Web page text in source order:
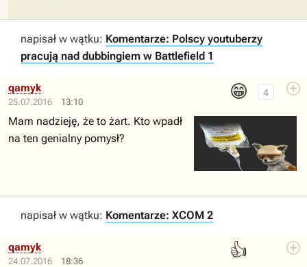
napisał w wątku: Komentarze: Polscy youtuberzy
pracują nad dubbingiem w Battlefield 1
25.07.2016 13:10
😁 4
qamyk
Mam nadzieję, że to żart. Kto wpadł
na ten genialny pomysł?
napisał w wątku: Komentarze: XCOM 2
24.07.2016 18:36
👍
qamyk